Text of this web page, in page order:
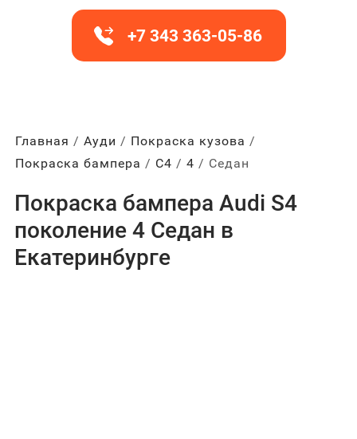
+7 343 363-05-86
Главная Ауди
Покраска кузова
Покраска бампера
С4 4 Седан
Покраска бампера Audi S4
поколение 4 Седан в
Екатеринбурге